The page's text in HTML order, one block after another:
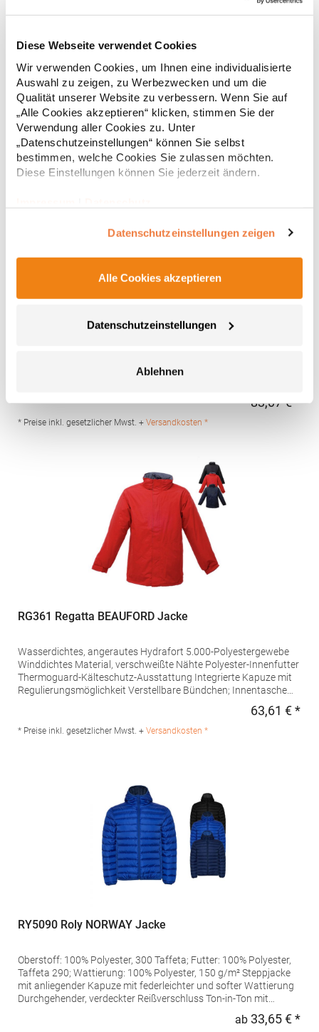
Diese Webseite verwendet Cookies
Wir verwenden Cookies, um Ihnen eine individualisierte
Auswahl zu zeigen, zu Werbezwecken und um die
Qualität unserer Website zu verbessern. Wenn Sie auf
„Alle Cookies akzeptieren“ klicken, stimmen Sie der
Verwendung aller Cookies zu. Unter
„Datenschutzeinstellungen“ können Sie selbst
bestimmen, welche Cookies Sie zulassen möchten.
Diese Einstellungen können Sie jederzeit ändern.
Datenschutzeinstellungen zeigen
Alle Cookies akzeptieren
Datenschutzeinstellungen
Ablehnen
Watte: 100% Polyester Steppjacke mit federleichter und softer
Ton-in-Ton mit Kinnschutz Zwei Seitentaschen mit
Reißverschluss Elastische und gleichfarbige Stoffeinfassung an
Kragen, Ärmelbündchen und Saum Innenfutter in Kontrastfarbe
Inklusive Tragetasche zum Verstauen der Jacke
Herausreißbares Label Wasser- und Windabweisend
Pfegehinweis: 40 °C waschbarGrammatur: 290
g/m²Materialzusammensetzung: 100% PolyesterAngaben zur
Produktsicherheit: Herst.-Nr.: RA5094Hersteller: GORFACTORY
S.A Ctra. Santomera / Abanilla Km 8.8 30620 Fortuna (Murcia)
ab 27,51 € *
* Preise inkl. gesetzlicher Mwst. +Versandkosten *
Sicherheitstasche und Brusttasche mit Reißverschluss
Produktsicherheit: Herst.-Nr.: TRA203Hersteller: REGATTA
Polska sp 2.0.0 UI Czestochowska 5 32085Modlnica Polen E-
Mail: germansalesadmin@regatta.com
83,07 € *
* Preise inkl. gesetzlicher Mwst. + Versandkosten *
RG361 Regatta BEAUFORD Jacke
Wasserdichtes, angerautes Hydrafort 5.000-Polyestergewebe
Winddichtes Material, verschweißte Nähte Polyester-Innenfutter
Thermoguard-Kälteschutz-Ausstattung Integrierte Kapuze mit
Regulierungsmöglichkeit Verstellbare Bündchen; Innentasche
zum Innenfutter zur nachträglichen Veredelung Klettverschluss-
germansalesadmin@regatta.com
63,61 € *
* Preise inkl. gesetzlicher Mwst. + Versandkosten *
RY5090 Roly NORWAY Jacke
Oberstoff: 100% Polyester, 300 Taffeta; Futter: 100% Polyester,
Taffeta 290; Wattierung: 100% Polyester, 150 g/m² Steppjacke
mit anliegender Kapuze mit federleichter und softer Wattierung
Durchgehender, verdeckter Reißverschluss Ton-in-Ton mit
und gleichfarbige Stoffeinfassung an Armbündchen, Saum und
ab 33,65 € *